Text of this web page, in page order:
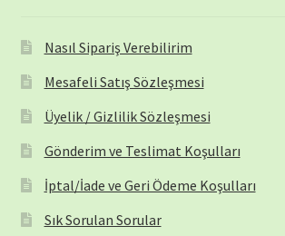
Nasıl Sipariş Verebilirim
Mesafeli Satış Sözleşmesi
Üyelik / Gizlilik Sözleşmesi
Gönderim ve Teslimat Koşulları
İptal/İade ve Geri Ödeme Koşulları
Sık Sorulan Sorular